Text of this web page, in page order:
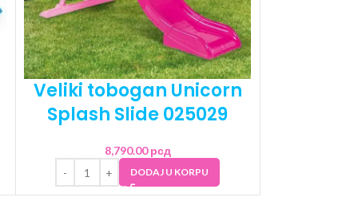
Veliki tobogan Unicorn
Splash Slide 025029
8,790.00рсд
DODAJ U KORPU